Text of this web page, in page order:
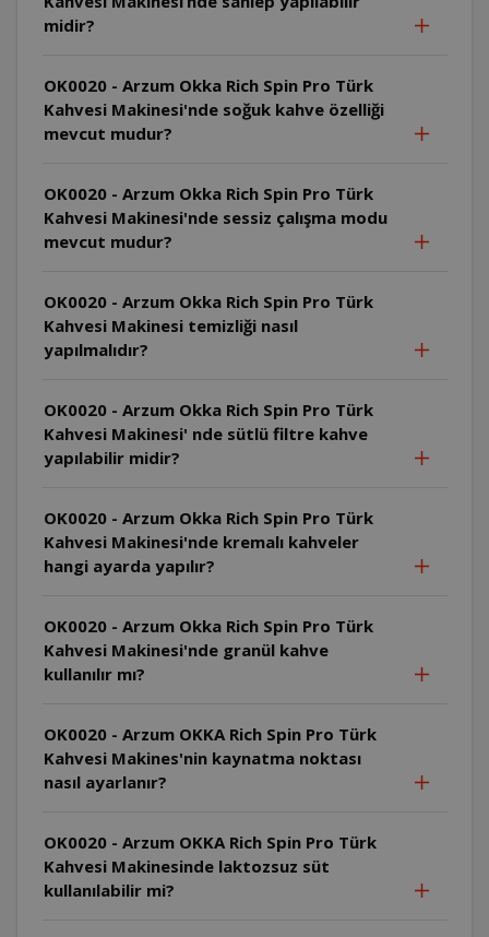
midir?
OK0020 - Arzum Okka Rich Spin Pro Türk
Kahvesi Makinesi'nde soğuk kahve özelliği
mevcut mudur?
OK0020 - Arzum Okka Rich Spin Pro Türk
Kahvesi Makinesi'nde sessiz çalışma modu
mevcut mudur?
OK0020 - Arzum Okka Rich Spin Pro Türk
Kahvesi Makinesi temizliği nasıl
yapılmalıdır?
OK0020 - Arzum Okka Rich Spin Pro Türk
Kahvesi Makinesi' nde sütlü filtre kahve
yapılabilir midir?
OK0020 - Arzum Okka Rich Spin Pro Türk
Kahvesi Makinesi'nde kremalı kahveler
hangi ayarda yapılır?
OK0020 - Arzum Okka Rich Spin Pro Türk
Kahvesi Makinesi'nde granül kahve
kullanılır mı?
OK0020 - Arzum OKKA Rich Spin Pro Türk
Kahvesi Makines'nin kaynatma noktası
nasıl ayarlanır?
OK0020 - Arzum OKKA Rich Spin Pro Türk
Kahvesi Makinesinde laktozsuz süt
kullanılabilir mi?